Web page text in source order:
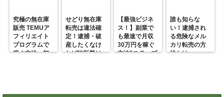
究極の無在庫
販売 TEMUア
フィリエイト
プログラムで
稼ぐ方法 初
せどり無在庫
転売は違法確
定！逮捕・破
産したくなけ
れば物販勢は
【最強ビジネ
ス！】副業で
も最速で月収
30万円を稼ぐ
方法5ステップ
誰も知らな
い！逮捕され
る危険なメル
カリ転売の方
法とは